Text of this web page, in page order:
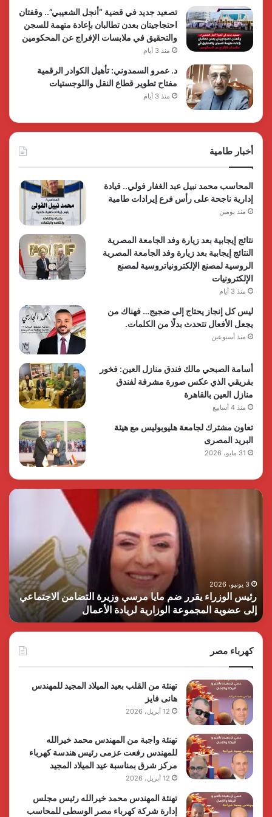
تصعيد جديد في قضية “أنجل الشعيبي”.. وقفتان
احتجاجيتان بعدن تطالبان بإعادة متهمة للسجن
والتحقيق في ملابسات الإفراج عن المحكومين
منذ 3 أيام
د. عمرو السمدوني: تأهيل الكوادر الرقمية
مفتاح تطوير قطاع النقل واللوجستيات
منذ 3 أيام
أخبار طامية
المحاسب محمد نبيل عبد الغفار فولي.. قيادة
إدارية ناجحة على رأس فرع إيرادات طامية
منذ يومين
نتائج إيجابية بعد زيارة وفد الجامعة المصرية
النتائج إيجابية بعد زيارة وفد الجامعة المصرية
الروسية لمصنع الإلكترونياتروسية لمصنع
الإلكترونيات
منذ 3 أيام
ليس كل إنجاز يحتاج إلى ضجيج… فهناك من
يجعل الأفعال تتحدث بدلًا من الكلمات.
منذ أسبوعين
أسامة الصبحي مالك فندق منازل العين: فخور
بفريقي الذي عكس صورة مشرفة لفندق
منازل العين بالقاهرة
منذ 4 أسابيع
تعاون مشترك لجامعة هليوبوليس مع هيئة
البريد المصرى
31 مايو، 2026
الرئيس
القوات
التنمية
وحماية
الأمن
القومي
3 يونيو، 2026
الرئيس السيسي يثمن دور القوات المسلحة في التنمية وحماية
الأمن القومي
كهرباء مصر
تهنئة من القلب بعيد الميلاد المجيد للمهندس
هانى فايز
12 أبريل، 2026
تهنئة واجبة من المهندس محمد خيرالله
للمهندس رفعت عزمى رئيس هندسة كهرباء
مركز شرق بمناسبة عيد الميلاد المجيد
12 أبريل، 2026
تهنئة المهندس محمد خيرالله رئيس مجلس
إدارة شركة كهرباء مصر الوسطى للمحاسب